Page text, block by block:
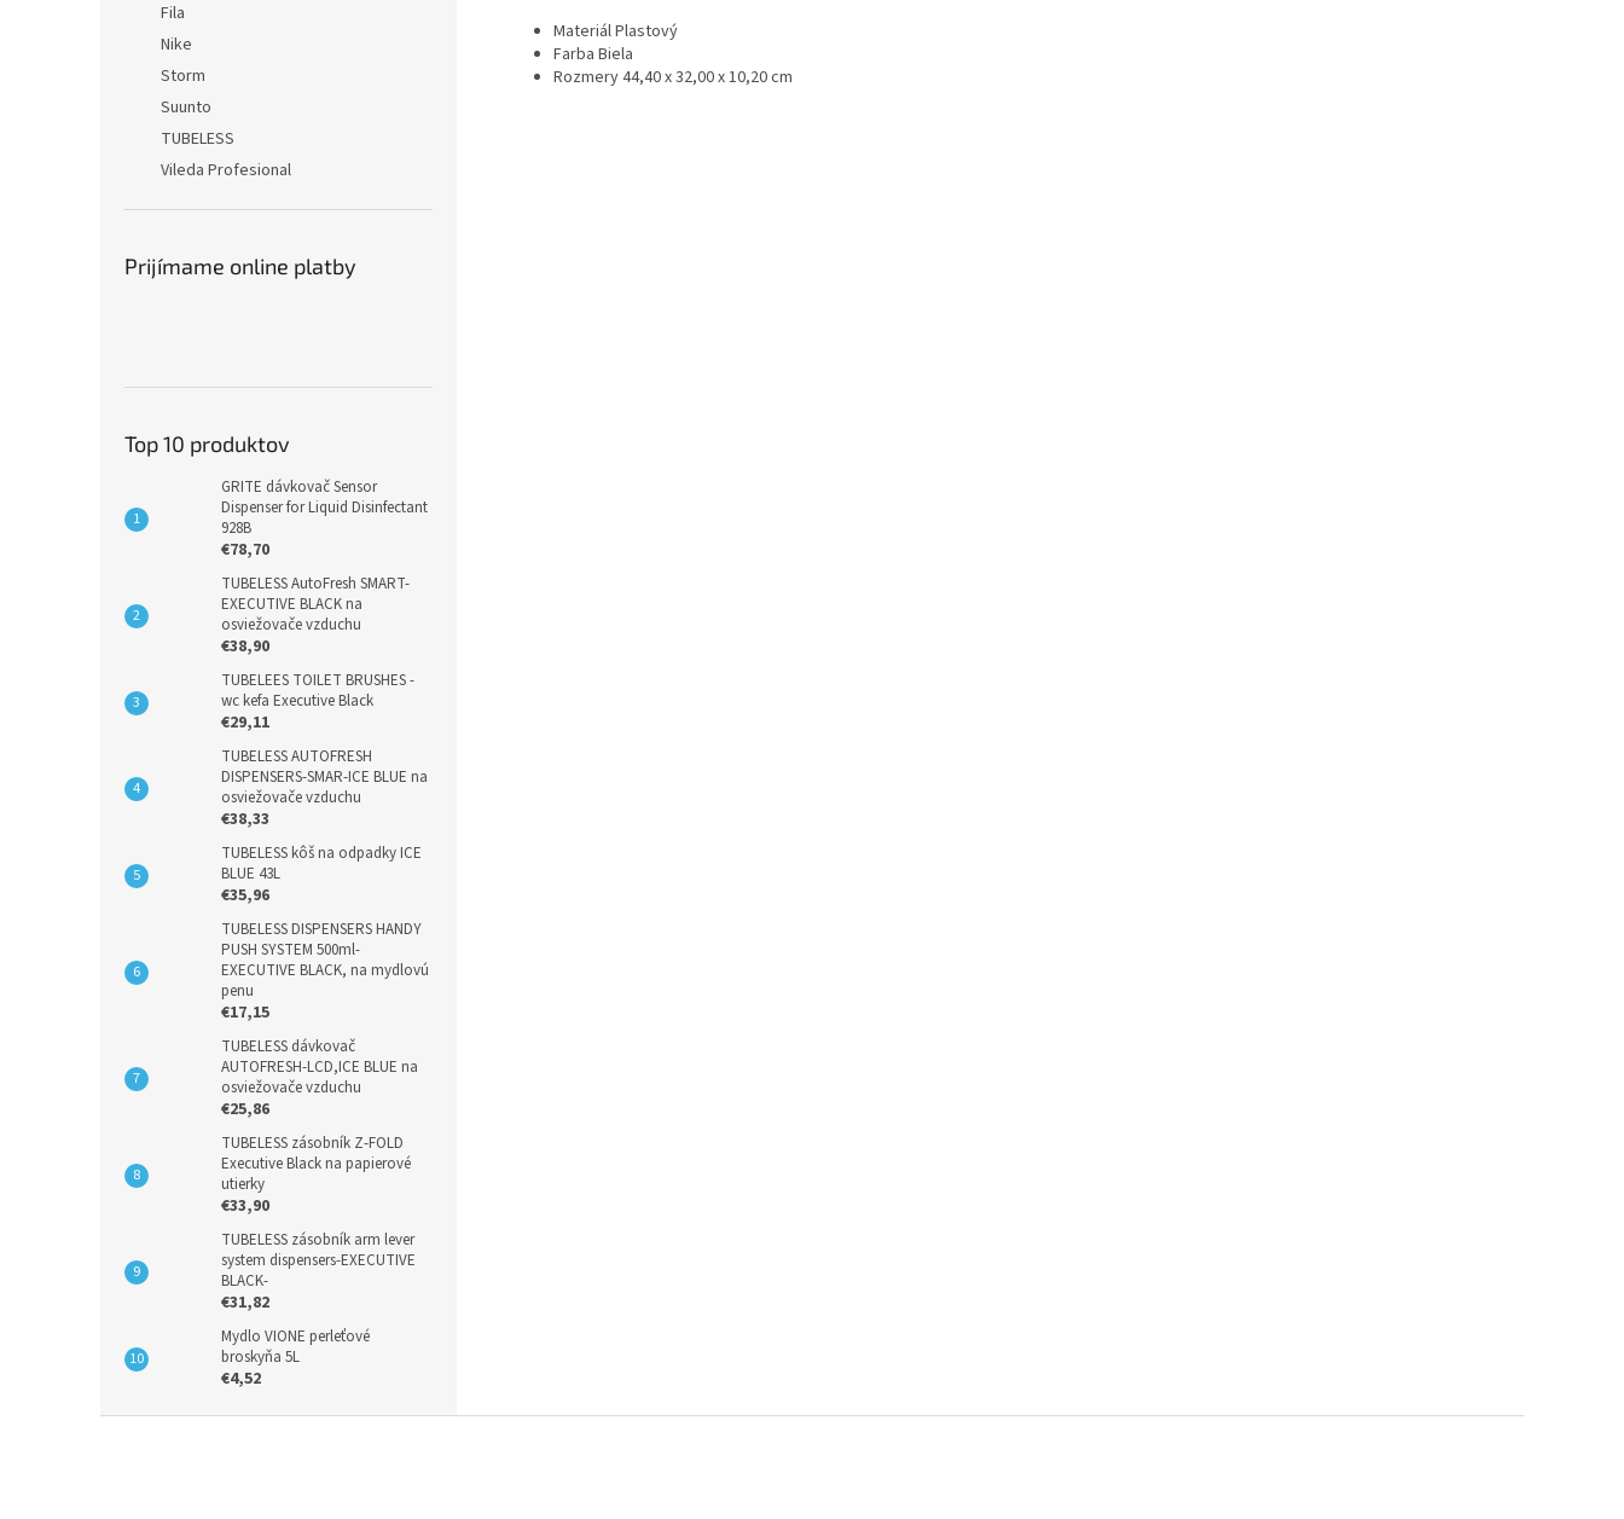
Fila
Nike
Storm
Suunto
TUBELESS
Vileda Profesional
Prijímame online platby
Top 10 produktov
GRITE dávkovač Sensor
Dispenser for Liquid Disinfectant
928B
€78,70
TUBELESS AutoFresh SMART-
EXECUTIVE BLACK na
osviežovače vzduchu
€38,90
TUBELEES TOILET BRUSHES -
wc kefa Executive Black
€29,11
TUBELESS AUTOFRESH
DISPENSERS-SMAR-ICE BLUE na
osviežovače vzduchu
€38,33
TUBELESS kôš na odpadky ICE
BLUE 43L
€35,96
TUBELESS DISPENSERS HANDY
PUSH SYSTEM 500ml-
EXECUTIVE BLACK, na mydlovú
penu
€17,15
TUBELESS dávkovač
AUTOFRESH-LCD,ICE BLUE na
osviežovače vzduchu
€25,86
TUBELESS zásobník Z-FOLD
Executive Black na papierové
utierky
€33,90
TUBELESS zásobník arm lever
system dispensers-EXECUTIVE
BLACK-
€31,82
Mydlo VIONE perleťové
broskyňa 5L
€4,52
Materiál Plastový
Farba Biela
Rozmery 44,40 x 32,00 x 10,20 cm